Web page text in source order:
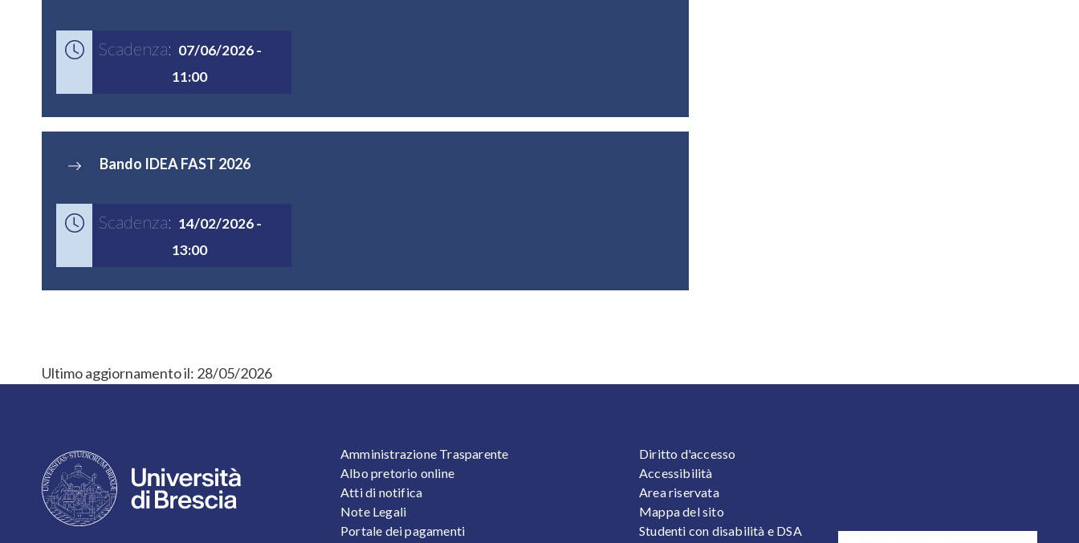
Scadenza: 07/06/2026 -
11:00
Bando IDEA FAST 2026
Scadenza: 14/02/2026 -
13:00
Ultimo aggiornamento il: 28/05/2026
FOOTER 1
Amministrazione Trasparente
Albo pretorio online
Atti di notifica
Note Legali
Portale dei pagamenti
FOOTER 2
Diritto d'accesso
Accessibilità
Area riservata
Mappa del sito
Studenti con disabilità e DSA